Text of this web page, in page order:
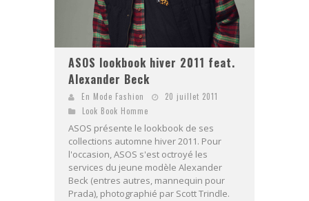
ASOS lookbook hiver 2011 feat.
Alexander Beck
En Mode Fashion
20 juillet 2011
Look Book Homme
ASOS présente le lookbook de ses
collections automne hiver 2011. Pour
l'occasion, ASOS s'est octroyé les
services du jeune modèle Alexander
Beck (entres autres, mannequin pour
Prada), photographié par Scott Trindle.